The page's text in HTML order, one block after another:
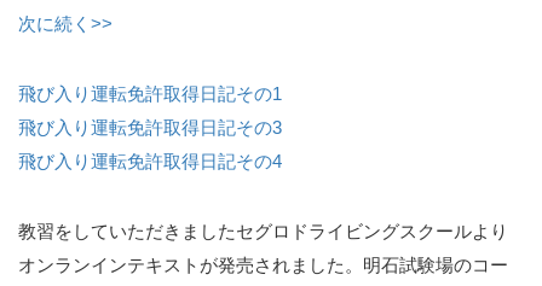
次に続く>>
飛び入り運転免許取得日記その1
飛び入り運転免許取得日記その3
飛び入り運転免許取得日記その4
教習をしていただきましたセグロドライビングスクールより
オンランインテキストが発売されました。明石試験場のコー